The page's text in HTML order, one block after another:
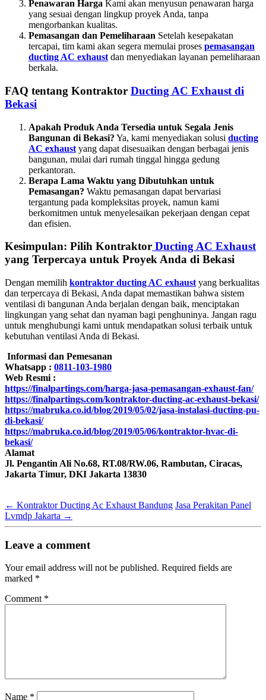
Penawaran Harga Kami akan menyusun penawaran harga
yang sesuai dengan lingkup proyek Anda, tanpa
mengorbankan kualitas.
Pemasangan dan Pemeliharaan Setelah kesepakatan
tercapai, tim kami akan segera memulai proses pemasangan
ducting AC exhaust dan menyediakan layanan pemeliharaan
berkala.
FAQ tentang Kontraktor Ducting AC Exhaust di
Bekasi
Apakah Produk Anda Tersedia untuk Segala Jenis
Bangunan di Bekasi? Ya, kami menyediakan solusi ducting
AC exhaust yang dapat disesuaikan dengan berbagai jenis
bangunan, mulai dari rumah tinggal hingga gedung
perkantoran.
Berapa Lama Waktu yang Dibutuhkan untuk
Pemasangan? Waktu pemasangan dapat bervariasi
tergantung pada kompleksitas proyek, namun kami
berkomitmen untuk menyelesaikan pekerjaan dengan cepat
dan efisien.
Kesimpulan: Pilih Kontraktor Ducting AC Exhaust
yang Terpercaya untuk Proyek Anda di Bekasi
Dengan memilih kontraktor ducting AC exhaust yang berkualitas
dan terpercaya di Bekasi, Anda dapat memastikan bahwa sistem
ventilasi di bangunan Anda berjalan dengan baik, menciptakan
lingkungan yang sehat dan nyaman bagi penghuninya. Jangan ragu
untuk menghubungi kami untuk mendapatkan solusi terbaik untuk
kebutuhan ventilasi Anda di Bekasi.
Informasi dan Pemesanan
Whatsapp : 0811-103-1980
Web Resmi :
https://finalpartings.com/harga-jasa-pemasangan-exhaust-fan/
https://finalpartings.com/kontraktor-ducting-ac-exhaust-bekasi/
https://mabruka.co.id/blog/2019/05/02/jasa-instalasi-ducting-pu-
di-bekasi/
https://mabruka.co.id/blog/2019/05/06/kontraktor-hvac-di-
bekasi/
Alamat
Jl. Pengantin Ali No.68, RT.08/RW.06, Rambutan, Ciracas,
Jakarta Timur, DKI Jakarta 13830
← Kontraktor Ducting Ac Exhaust Bandung Jasa Perakitan Panel
Lvmdp Jakarta →
Leave a comment
Your email address will not be published. Required fields are
marked *
Comment *
Name *